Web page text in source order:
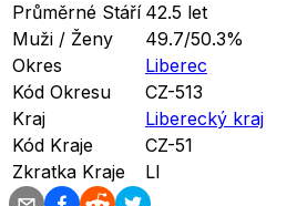
Průměrné Stáří 42.5 let
Muži / Ženy
49.7/50.3%
Okres
Liberec
Kód Okresu
CZ-513
Kraj
Liberecký kraj
Kód Kraje
CZ-51
Zkratka Kraje
LI